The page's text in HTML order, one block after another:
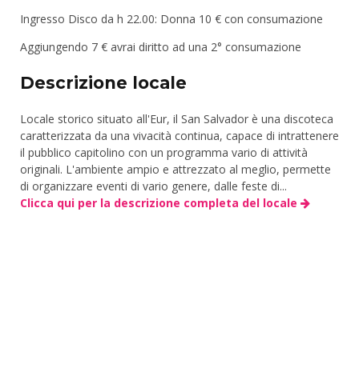
Ingresso Disco da h 22.00: Donna 10 € con consumazione
Aggiungendo 7 € avrai diritto ad una 2° consumazione
Descrizione locale
Locale storico situato all'Eur, il San Salvador è una discoteca
caratterizzata da una vivacità continua, capace di intrattenere
il pubblico capitolino con un programma vario di attività
originali. L'ambiente ampio e attrezzato al meglio, permette
di organizzare eventi di vario genere, dalle feste di...
Clicca qui per la descrizione completa del locale